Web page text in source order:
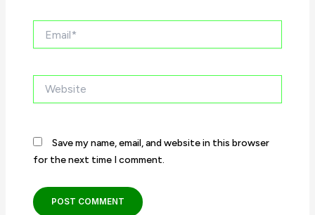
Save my name, email, and website in this browser
for the next time I comment.